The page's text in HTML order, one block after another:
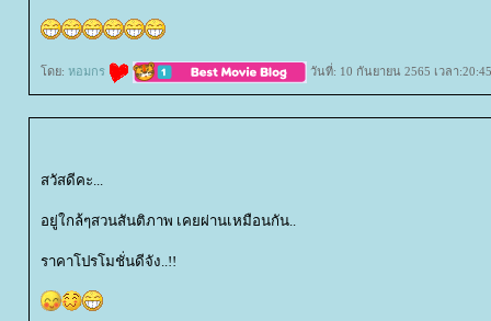
ดย: หอมกร วันที่: 10 กันยายน 2565 เวลา
สวัสดีคะ...
อยู่ใกล้ๆสวนสันติภาพ เคยผ่านเหมือนกัน..
ราคาโปรโมชั่นดีจัง..!!